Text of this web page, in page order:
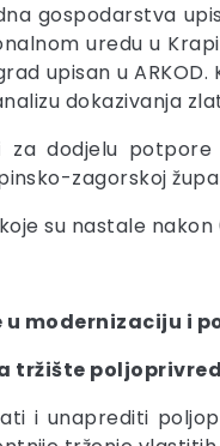
gospodarstva
uredu u
upisan u
dokazivanja
za dodjelu
zagorskoj
su nastale nakon
u modernizaciju i
tržište
i unaprediti